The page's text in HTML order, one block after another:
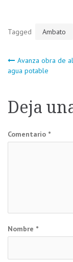
Tagged Ambato
Avanza obra de
agua potable
Deja
Comentario *
Nombre *